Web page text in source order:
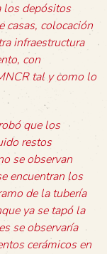
los depósitos
casas, colocación
infraestructura
con
tal y como lo
que los
restos
se observan
encuentran los
de la tubería
ya se tapó la
se observaría
cerámicos en